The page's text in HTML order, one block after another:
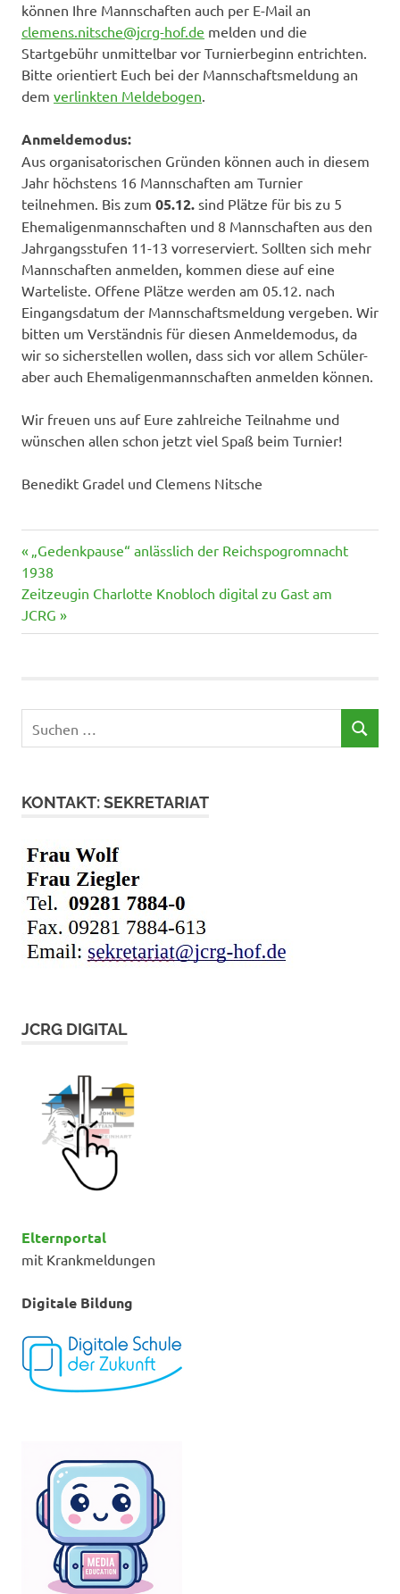
können Ihre Mannschaften auch per E-Mail an
clemens.nitsche@jcrg-hof.de melden und die
Startgebühr unmittelbar vor Turnierbeginn entrichten.
Bitte orientiert Euch bei der Mannschaftsmeldung an
dem verlinkten Meldebogen.
Anmeldemodus:
Aus organisatorischen Gründen können auch in diesem
Jahr höchstens 16 Mannschaften am Turnier
teilnehmen. Bis zum 05.12. sind Plätze für bis zu 5
Ehemaligenmannschaften und 8 Mannschaften aus den
Jahrgangsstufen 11-13 vorreserviert. Sollten sich mehr
Mannschaften anmelden, kommen diese auf eine
Warteliste. Offene Plätze werden am 05.12. nach
Eingangsdatum der Mannschaftsmeldung vergeben. Wir
bitten um Verständnis für diesen Anmeldemodus, da
wir so sicherstellen wollen, dass sich vor allem Schüler-
aber auch Ehemaligenmannschaften anmelden können.
Wir freuen uns auf Eure zahlreiche Teilnahme und
wünschen allen schon jetzt viel Spaß beim Turnier!
Benedikt Gradel und Clemens Nitsche
Beitragsnavigation
Vorheriger
Beitrag:
„Gedenkpause“ anlässlich der Reichspogromnacht
1938
Nächster
Beitrag:
Zeitzeugin Charlotte Knobloch digital zu Gast am
JCRG
nach:
SUCHEN
KONTAKT: SEKRETARIAT
JCRG DIGITAL
Elternportal
mit Krankmeldungen
Digitale Bildung